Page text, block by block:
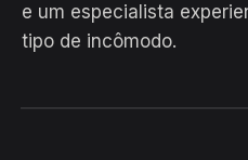
e um especialista
tipo de incômodo.
Hiroshiro · Rua